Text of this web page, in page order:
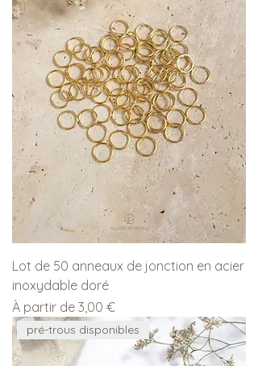
Lot de 50 anneaux de jonction en acier
inoxydable doré
À partir de 3,00 €
Prix promotionnel
pré-trous disponibles